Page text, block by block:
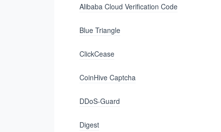
Alibaba Cloud Verification Code
Blue Triangle
ClickCease
CoinHive Captcha
DDoS-Guard
Digest